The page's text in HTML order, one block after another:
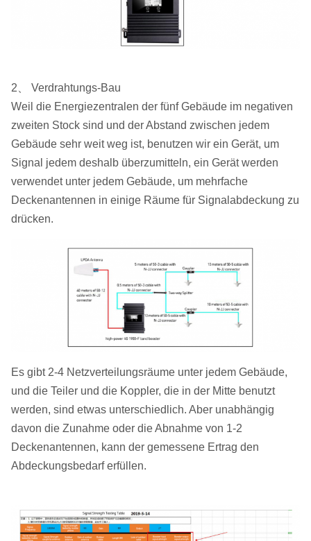
2、 Verdrahtungs-Bau
Weil die Energiezentralen der fünf Gebäude im negativen
zweiten Stock sind und der Abstand zwischen jedem
Gebäude sehr weit weg ist, benutzen wir ein Gerät, um
Signal jedem deshalb überzumitteln, ein Gerät werden
verwendet unter jedem Gebäude, um mehrfache
Deckenantennen in einige Räume für Signalabdeckung zu
drücken.
Es gibt 2-4 Netzverteilungsräume unter jedem Gebäude,
und die Teiler und die Koppler, die in der Mitte benutzt
werden, sind etwas unterschiedlich. Aber unabhängig
davon die Zunahme oder die Abnahme von 1-2
Deckenantennen, kann der gemessene Ertrag den
Abdeckungsbedarf erfüllen.